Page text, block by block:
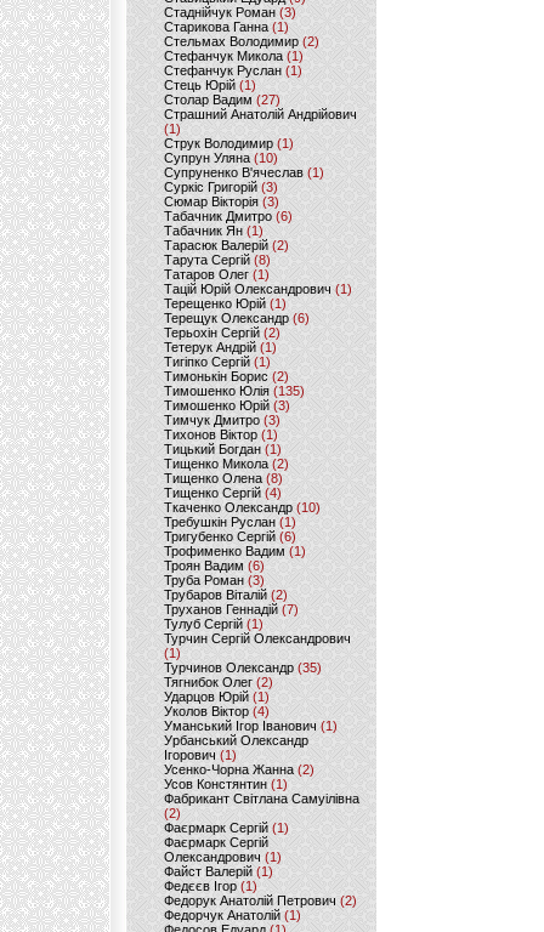
Стаднійчук Роман(3)
Старикова Ганна (1)
Стельмах Володимир(2)
Стефанчук Микола (1)
Стефанчук Руслан (1)
Стець Юрій (1)
Столар Вадим(27)
Страшний Анатолій Андрійович
(1)
Струк Володимир (1)
Супрун Уляна (10)
Супруненко В'ячеслав (1)
Суркіс Григорій (3)
Сюмар Вікторія (3)
Табачник Дмитро (6)
Табачник Ян(1)
Тарасюк Валерій (2)
Тарута Сергій (8)
Татаров Олег(1)
Тацій Юрій Олександрович(1)
Терещенко Юрій(1)
Терещук Олександр(6)
Терьохін Сергій (2)
Тетерук Андрій (1)
Тигіпко Сергій(1)
Тимонькін Борис (2)
Тимошенко Юлія (135)
Тимошенко Юрій(3)
Тимчук Дмитро (3)
Тихонов Віктор (1)
Тицький Богдан (1)
Тищенко Микола (2)
Тищенко Олена (8)
Тищенко Сергій (4)
Ткаченко Олександр (10)
Требушкін Руслан (1)
Тригубенко Сергій(6)
Трофименко Вадим (1)
Троян Вадим (6)
Труба Роман(3)
Трубаров Віталій (2)
Труханов Геннадій (7)
Тулуб Сергій(1)
Турчин Сергій Олександрович
(1)
Турчинов Олександр(35)
Тягнибок Олег (2)
Ударцов Юрій (1)
Уколов Віктор(4)
Уманський Ігор Іванович(1)
Урбанський Олександр
Ігорович (1)
Усенко-Чорна Жанна (2)
Усов Констянтин(1)
Фабрикант Світлана Самуілівна
(2)
Фаєрмарк Сергій(1)
Фаєрмарк Сергій
Олександрович (1)
Файст Валерій(1)
Федєєв Ігор (1)
Федорук Анатолій Петрович (2)
Федорчук Анатолій (1)